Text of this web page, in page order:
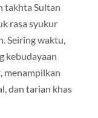
takhta Sultan
rasa syukur
Seiring waktu,
kebudayaan
menampilkan
dan tarian khas